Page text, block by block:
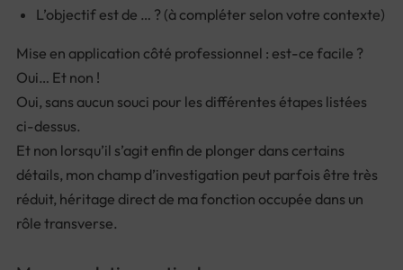
L’objectif est de … ? (à compléter selon votre contexte)
Mise en application côté professionnel : est-ce facile ?
Oui… Et non !
Oui, sans aucun souci pour les différentes étapes listées
ci-dessus.
Et non lorsqu’il s’agit enfin de plonger dans certains
détails, mon champ d’investigation peut parfois être très
réduit, héritage direct de ma fonction occupée dans un
rôle transverse.